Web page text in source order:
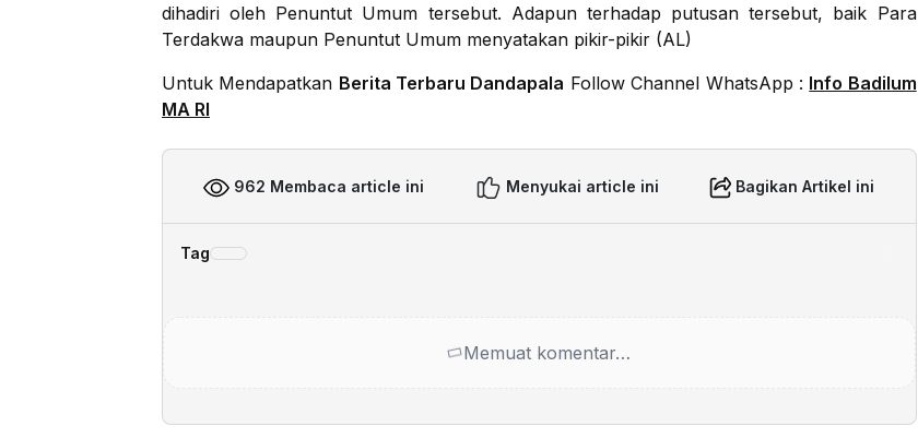
dihadiri oleh Penuntut Umum tersebut. Adapun terhadap putusan tersebut, baik Para
Terdakwa maupun Penuntut Umum menyatakan pikir-pikir (AL)
Untuk Mendapatkan Berita Terbaru Dandapala Follow Channel WhatsApp : Info Badilum
MA RI
962 Membaca article ini Menyukai article ini Bagikan Artikel ini
Tag
Memuat komentar…